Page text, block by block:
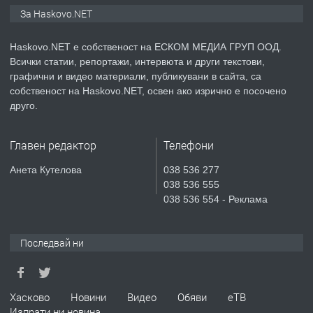
ПРЕДЛАГА
Продавам парцел в гр. Хасково кв.
Хисаря до ток, вода,канализация,
асфалт 0889 537 426
СГЛОБЯВАНЕ НА МЕБЕЛИ.
преди 4 дни
За Haskovo.NET
Haskovo.NET е собственост на ЕСКОМ МЕДИА ГРУП ООД.
Всички статии, репортажи, интервюта и други текстови,
графични и видео материали, публикувани в сайта, са
собственост на Haskovo.NET, освен ако изрично е посочено
друго.
Главен редактор
Анета Кутелова
Телефони
038 536 277
038 536 555
038 536 554 - Реклама
Последвай ни
Хасково Новини Видео Обяви
еТВ